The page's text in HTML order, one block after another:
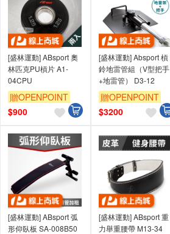
[盛林運動] ABsport 奧
林匹克PU槓片 A1-
04CPU
贈OPENPOINT
$900
[盛林運動] Absport 槓
鈴地雷管組（V型把手
+地雷管） D3-12
贈OPENPOINT
$3200
[盛林運動] ABsport 弧
形仰臥板 SA-008B50
[盛林運動] ABsport 重
力舉重腰帶 M13-34